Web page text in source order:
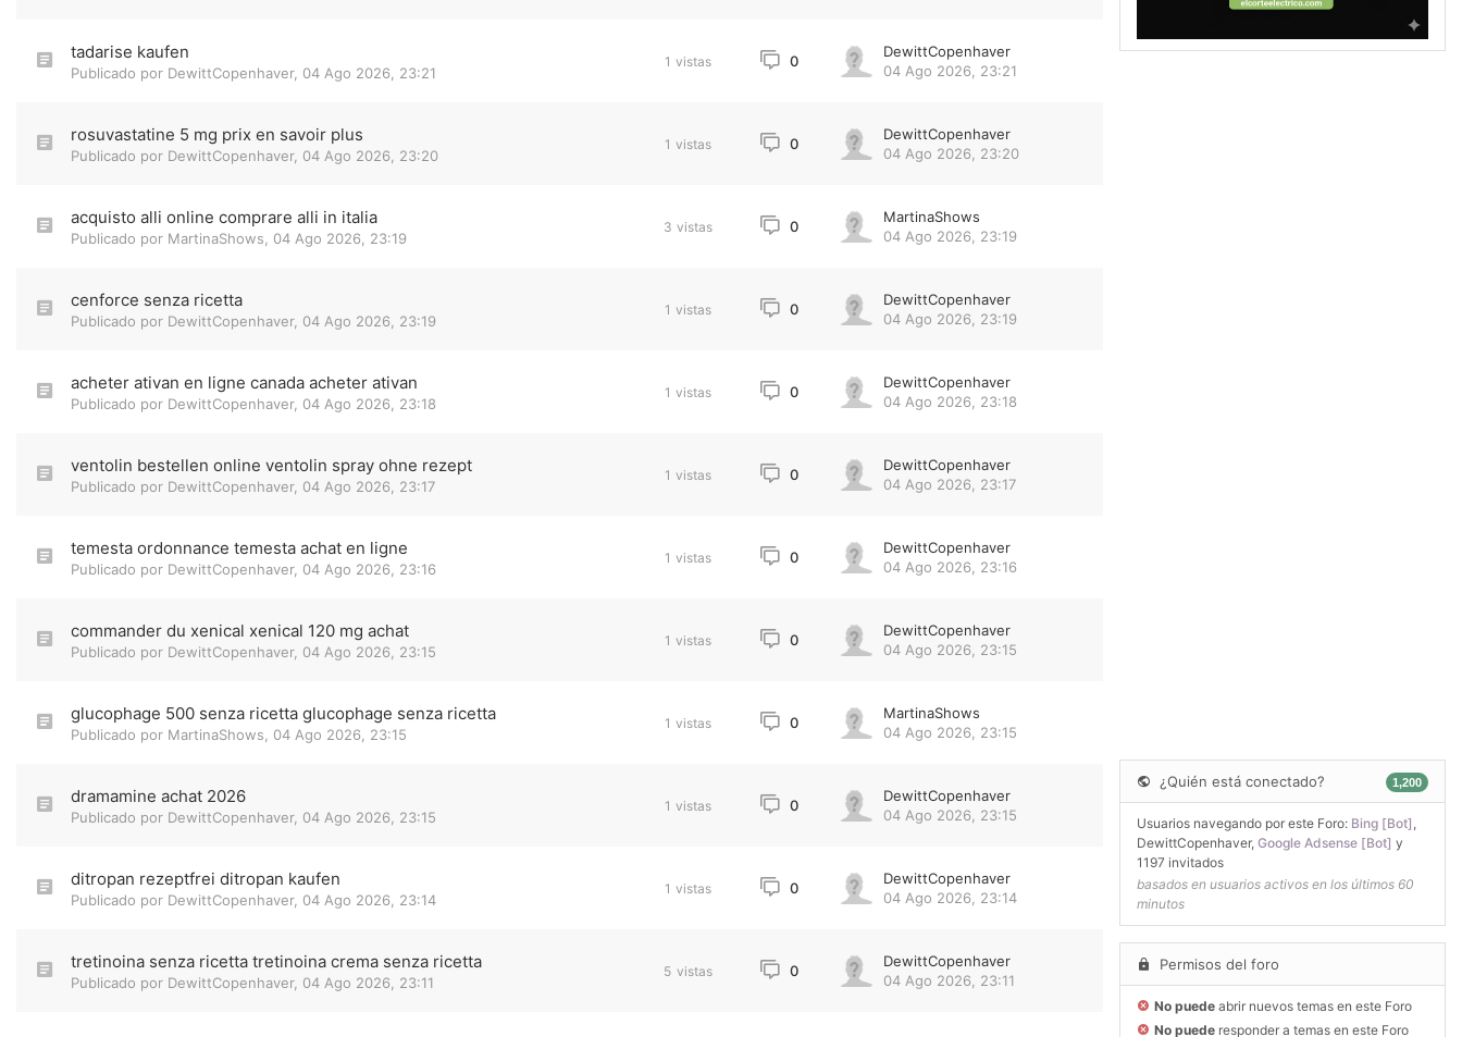
tadarise kaufen
Publicado por DewittCopenhaver, 04 Ago 2026, 23:21
1 vistas 0
DewittCopenhaver
04 Ago 2026, 23:21
rosuvastatine 5 mg prix en savoir plus
Publicado por DewittCopenhaver, 04 Ago 2026, 23:20
1 vistas 0
DewittCopenhaver
04 Ago 2026, 23:20
acquisto alli online comprare alli in italia
Publicado por MartinaShows 04 Ago 2026, 23:19
3 vistas 0
MartinaShows
04 Ago 2026, 23:19
cenforce senza ricetta
Publicado por DewittCopenhaver, 04 Ago 2026, 23:19
1 vistas 0
DewittCopenhaver
04 Ago 2026, 23:19
acheter ativan en ligne canada acheter ativan
Publicado por DewittCopenhaver, 04 Ago 2026, 23:18
1 vistas 0
DewittCopenhaver
04 Ago 2026, 23:18
ventolin bestellen online ventolin spray ohne rezept
Publicado por DewittCopenhaver, 04 Ago 2026, 23:17
1 vistas 0
DewittCopenhaver
04 Ago 2026, 23:17
temesta ordonnance temesta achat en ligne
Publicado por DewittCopenhaver, 04 Ago 2026, 23:16
1 vistas 0
DewittCopenhaver
04 Ago 2026, 23:16
commander du xenical xenical 120 mg achat
Publicado por DewittCopenhaver, 04 Ago 2026, 23:15
1 vistas 0
DewittCopenhaver
04 Ago 2026, 23:15
glucophage 500 senza ricetta glucophage senza ricetta
Publicado por MartinaShows 04 Ago 2026, 23:15
1 vistas 0
MartinaShows
04 Ago 2026, 23:15
dramamine achat 2026
Publicado por DewittCopenhaver, 04 Ago 2026, 23:15
1 vistas 0
DewittCopenhaver
04 Ago 2026, 23:15
ditropan rezeptfrei ditropan kaufen
Publicado por DewittCopenhaver, 04 Ago 2026, 23:14
1 vistas 0
DewittCopenhaver
04 Ago 2026, 23:14
tretinoina senza ricetta tretinoina crema senza ricetta
Publicado por DewittCopenhaver, 04 Ago 2026, 23:11
5 vistas 0
DewittCopenhaver
04 Ago 2026, 23:11
¿Quién está conectado? 1,200
Usuarios navegando por este Foro: Bing [Bot]
DewittCopenhaver, Google Adsense [Bot] y
1197 invitados
basados en usuarios activos en los últimos 60
minutos
Permisos del foro
No puede abrir nuevos temas en este Foro
No puede responder a temas en este Foro